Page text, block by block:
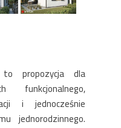
propozycja dla
funkcjonalnego,
i jednocześnie
jednorodzinnego.